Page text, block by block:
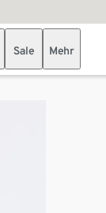
Sale Mehr